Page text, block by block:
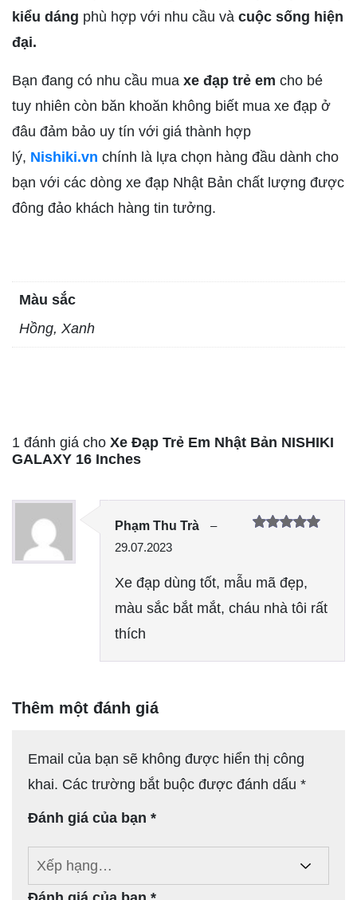
kiểu dáng phù hợp với nhu cầu và cuộc sống hiện
đại.
Bạn đang có nhu cầu mua xe đạp trẻ em cho bé
tuy nhiên còn băn khoăn không biết mua xe đạp ở
đâu đảm bảo uy tín với giá thành hợp
lý, Nishiki.vn chính là lựa chọn hàng đầu dành cho
bạn với các dòng xe đạp Nhật Bản chất lượng được
đông đảo khách hàng tin tưởng.
Màu sắc
Hồng, Xanh
1 đánh giá cho Xe Đạp Trẻ Em Nhật Bản NISHIKI
GALAXY 16 Inches
Phạm Thu Trà
–
29.07.2023
Xe đạp dùng tốt, mẫu mã đẹp,
màu sắc bắt mắt, cháu nhà tôi rất
thích
Thêm một đánh giá
Email của bạn sẽ không được hiển thị công
khai. Các trường bắt buộc được đánh dấu *
Đánh giá của bạn *